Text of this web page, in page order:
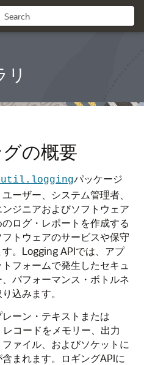
リ
の概要
パッケージ
ーザー、システム管理者、
ジニアおよびソフトウェア
ログ・レポートを作成する
トウェアのサービスや保守
。Logging APIでは、アプ
フォームで発生したセキュ
パフォーマンス・ボトルネ
込みます。
ーン・テキストまたは
コードをメモリー、出力
ァイル、およびソケットに
まれます。ロギングAPIに